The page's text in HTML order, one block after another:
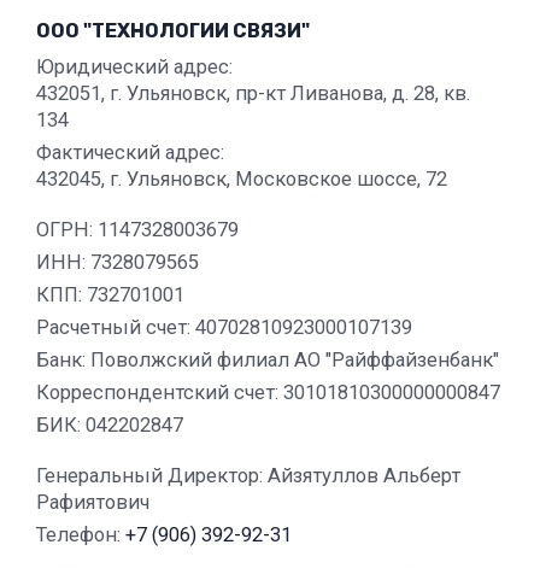
ООО "ТЕХНОЛОГИИ СВЯЗИ"
Юридический адрес:
432051, г. Ульяновск, пр-кт Ливанова, д. 28, кв.
134
Фактический адрес:
432045, г. Ульяновск, Московское шоссе, 72
ОГРН: 1147328003679
ИНН: 7328079565
КПП: 732701001
Расчетный счет: 40702810923000107139
Банк: Поволжский филиал АО "Райффайзенбанк"
Корреспондентский счет: 30101810300000000847
БИК: 042202847
Генеральный Директор: Айзятуллов Альберт
Рафиятович
Телефон: +7 (906) 392-92-31